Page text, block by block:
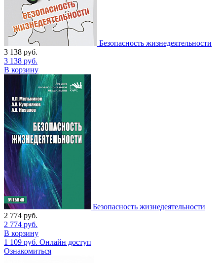
Безопасность жизнедеятельности
3 138 руб.
3 138 руб.
В корзину
Безопасность жизнедеятельности
2 774 руб.
2 774 руб.
В корзину
1 109 руб. Онлайн доступ
Ознакомиться